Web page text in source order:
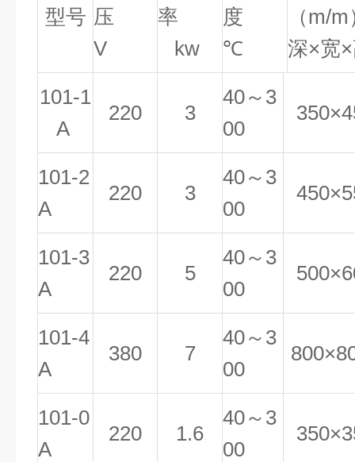
型号 压
V
率
kw
度
℃
（m/
深×宽
101-1
A
220 3
40～3
00
350
101-2
A
220 3
40～3
00
450
101-3
A
220 5
40～3
00
500
101-4
A
380 7
40～3
00
800
101-0
A
220 1.6
40～3
00
350